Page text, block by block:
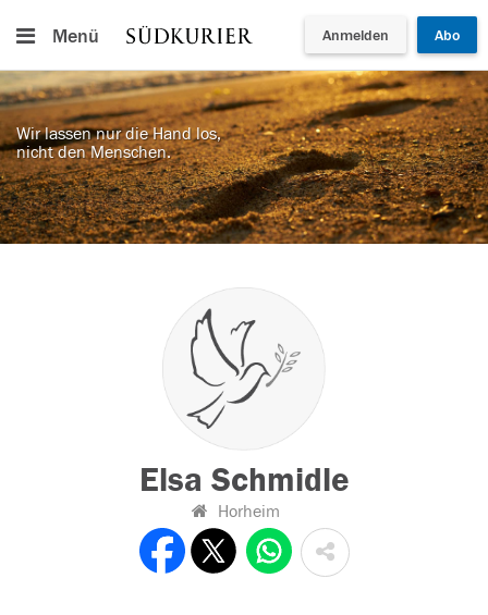
Menü Anmelden Abo
Wir lassen nur die Hand los,
nicht den Menschen.
Elsa Schmidle
Horheim